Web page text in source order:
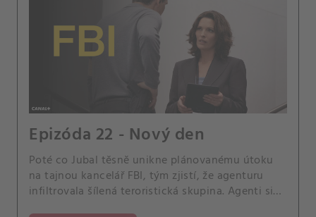
Epizóda 22 - Nový den
Poté co Jubal těsně unikne plánovanému útoku
na tajnou kancelář FBI, tým zjistí, že agenturu
infiltrovala šílená teroristická skupina. Agenti si